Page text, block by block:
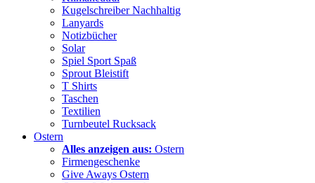
Kugelschreiber Nachhaltig
Lanyards
Notizbücher
Solar
Spiel Sport Spaß
Sprout Bleistift
T Shirts
Taschen
Textilien
Turnbeutel Rucksack
Ostern
Alles anzeigen aus: Ostern
Firmengeschenke
Give Aways Ostern